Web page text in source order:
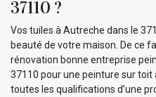
37110 ?
Vos tuiles à Autreche dans le
beauté de votre maison. De ce
rénovation bonne entreprise
37110 pour une peinture sur
toutes les qualifications d’une